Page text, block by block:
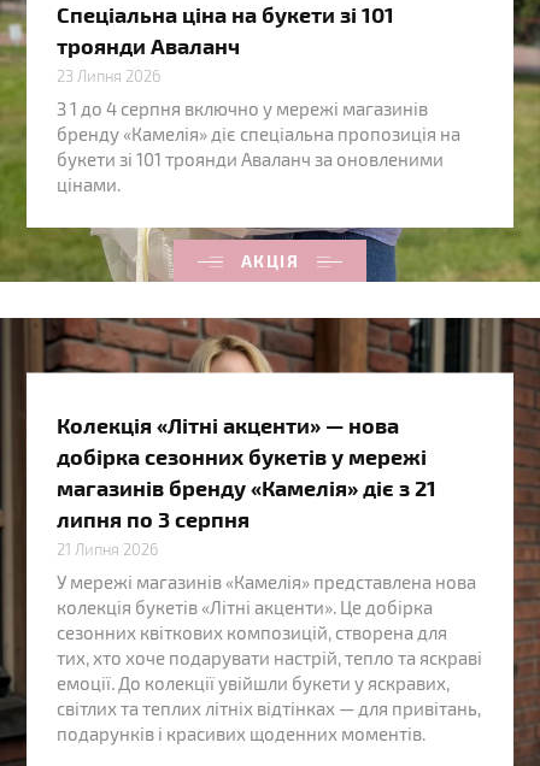
АКЦІЯ
Спеціальна ціна на букети зі 101
троянди Аваланч
23 Липня 2026
З 1 до 4 серпня включно у мережі магазинів
бренду «Камелія» діє спеціальна пропозиція на
букети зі 101 троянди Аваланч за оновленими
цінами.
Колекція «Літні акценти» — нова
добірка сезонних букетів у мережі
магазинів бренду «Камелія» діє з 21
липня по 3 серпня
21 Липня 2026
У мережі магазинів «Камелія» представлена нова
колекція букетів «Літні акценти». Це добірка
сезонних квіткових композицій, створена для
тих, хто хоче подарувати настрій, тепло та яскраві
емоції. До колекції увійшли букети у яскравих,
світлих та теплих літніх відтінках — для привітань,
подарунків і красивих щоденних моментів.